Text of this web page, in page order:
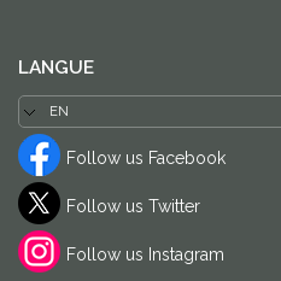
LANGUE
Follow us Facebook
Follow us Twitter
Follow us Instagram